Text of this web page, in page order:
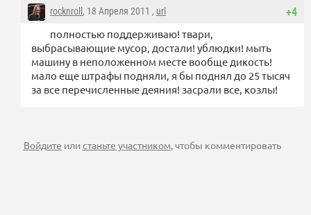
+4
rocknroll , 18 Апреля 2011 , url
полностью поддерживаю! твари,
выбрасывающие мусор, достали! ублюдки! мыть
машину в неположенном месте вообще дикость!
мало еще штрафы подняли, я бы поднял до 25 тысяч
за все перечисленные деяния! засрали все, козлы!
Войдите илистаньте участником, чтобы комментировать